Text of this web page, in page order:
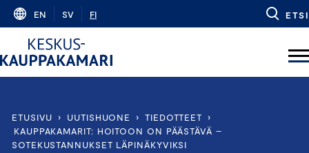
Skip
content
EN SV FI ETSI
ETUSIVU › UUTISHUONE › TIEDOTTEET
›
KAUPPAKAMARIT: HOITOON ON PÄÄSTÄVÄ –
SOTEKUSTANNUKSET LÄPINÄKYVIKSI